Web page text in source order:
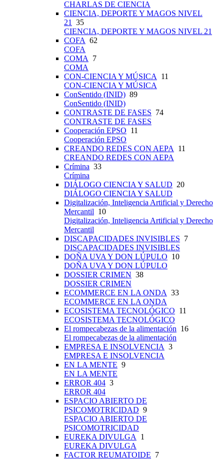
CHARLAS DE CIENCIA
CIENCIA, DEPORTE Y MAGOS NIVEL
21
35
CIENCIA, DEPORTE Y MAGOS NIVEL 21
COFA 62
COFA
COMA
7
COMA
CON-CIENCIA Y MÚSICA
11
CON-CIENCIA Y MÚSICA
ConSentido (INID) 89
ConSentido (INID)
CONTRASTE DE FASES 74
CONTRASTE DE FASES
Cooperación EPSO 11
Cooperación EPSO
CREANDO REDES CON AEPA
11
CREANDO REDES CON AEPA
Crímina 33
Crímina
DIÁLOGO CIENCIA Y SALUD 20
DIÁLOGO CIENCIA Y SALUD
Digitalización, Inteligencia Artificial y Derecho
Mercantil 10
Digitalización, Inteligencia Artificial y Derecho
Mercantil
DISCAPACIDADES INVISIBLES 7
DISCAPACIDADES INVISIBLES
DOÑA UVA Y DON LÚPULO 10
DOÑA UVA Y DON LÚPULO
DOSSIER CRIMEN 38
DOSSIER CRIMEN
ECOMMERCE EN LA ONDA 33
ECOMMERCE EN LA ONDA
ECOSISTEMA TECNOLÓGICO 11
ECOSISTEMA TECNOLÓGICO
El rompecabezas de la alimentación 16
El rompecabezas de la alimentación
EMPRESA E INSOLVENCIA 3
EMPRESA E INSOLVENCIA
EN LA MENTE 9
EN LA MENTE
ERROR 404 3
ERROR 404
ESPACIO ABIERTO DE
PSICOMOTRICIDAD 9
ESPACIO ABIERTO DE
PSICOMOTRICIDAD
EUREKA DIVULGA
1
EUREKA DIVULGA
FACTOR REUMATOIDE 7